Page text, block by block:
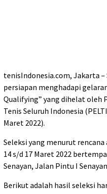
tenisIndonesia.com, Jakarta
persiapan menghadapi
Qualifying” yang dihelat oleh
Tenis Seluruh Indonesia
Maret 2022).
Seleksi yang menurut
14 s/d 17 Maret 2022
Senayan, Jalan Pintu I
Berikut adalah hasil seleksi